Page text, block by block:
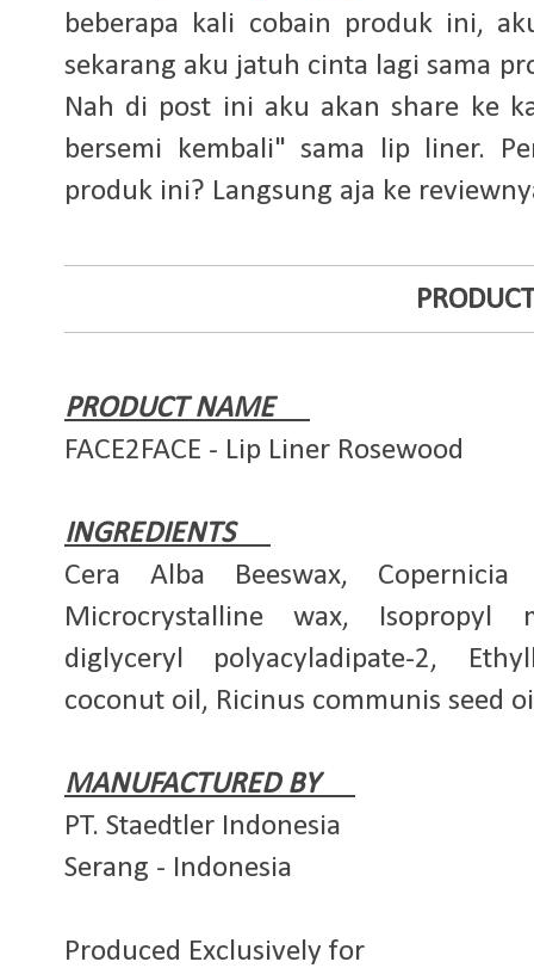
beberapa kali cobain produk ini,
sekarang aku jatuh cinta lagi sama
Nah di post ini aku akan share ke
bersemi kembali" sama lip liner.
produk ini? Langsung aja ke
PRODUCT NAME
FACE2FACE - Lip Liner Rosewood
INGREDIENTS
Cera Alba Beeswax,
Microcrystalline wax, Isopropyl
diglyceryl polyacyladipate-2,
coconut oil, Ricinus communis seed
MANUFACTURED BY
PT. Staedtler Indonesia
Serang - Indonesia
Produced Exclusively for